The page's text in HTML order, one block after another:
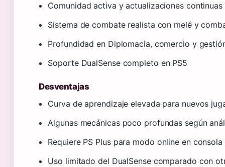
Comunidad activa y actualizaciones continuas
Sistema de combate realista con melé y
Profundidad en Diplomacia, comercio y
Soporte DualSense completo en PS5
Desventajas
Curva de aprendizaje elevada para nuevos
Algunas mecánicas poco profundas según
Requiere PS Plus para modo online en consola
Uso limitado del DualSense comparado con